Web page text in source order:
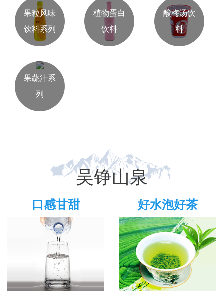
果粒风味
饮料系列
植物蛋白
饮料
酸梅汤饮
料
果蔬汁系
列
吴铮山泉
口感甘甜 好水泡好茶